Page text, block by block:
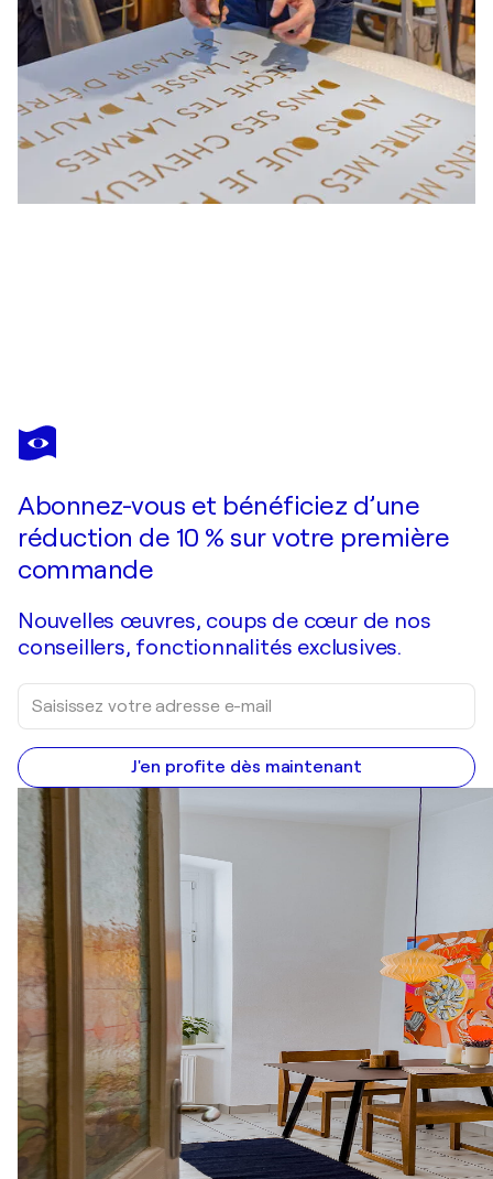
JÉRÔME CONSCIENCE
arme au nid uni vers sel
Abonnez-vous et bénéficiez d’une
réduction de 10 % sur votre première
commande
Nouvelles œuvres, coups de cœur de nos
conseillers, fonctionnalités exclusives.
J'en profite dès maintenant